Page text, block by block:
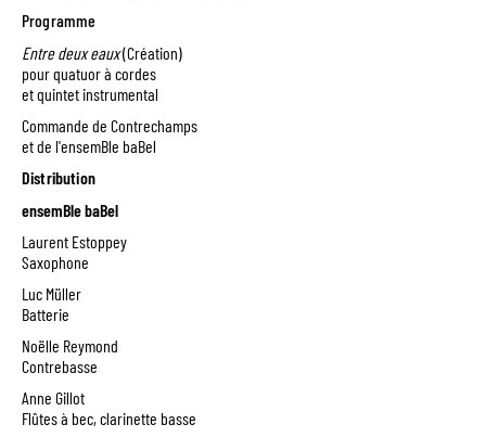
Programme
Entre deux eaux(Création)
pour quatuor à cordes
et quintet instrumental
Commande de Contrechamps
et de l'ensemBle baBel
Distribution
ensemBle baBel
Laurent Estoppey
Saxophone
Luc Müller
Batterie
Noëlle Reymond
Contrebasse
Anne Gillot
Flûtes à bec, clarinette basse